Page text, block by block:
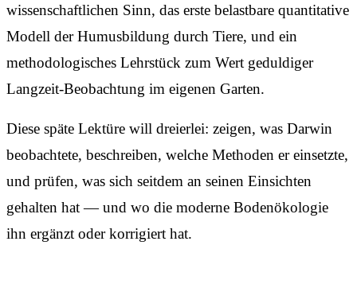
wissenschaftlichen Sinn, das erste belastbare quantitative
Modell der Humusbildung durch Tiere, und ein
methodologisches Lehrstück zum Wert geduldiger
Langzeit-Beobachtung im eigenen Garten.
Diese späte Lektüre will dreierlei: zeigen, was Darwin
beobachtete, beschreiben, welche Methoden er einsetzte,
und prüfen, was sich seitdem an seinen Einsichten
gehalten hat — und wo die moderne Bodenökologie
ihn ergänzt oder korrigiert hat.